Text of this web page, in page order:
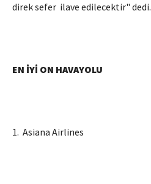
direk sefer ilave edilecektir" dedi.
EN İYİ ON HAVAYOLU
1. Asiana Airlines